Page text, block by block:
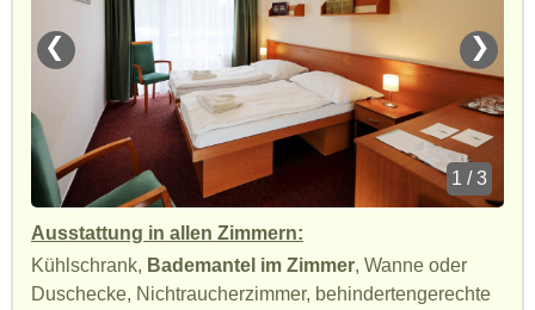
❮ ❯
1 / 3
Ausstattung in allen Zimmern:
Kühlschrank, Bademantel im Zimmer, Wanne oder
Duschecke, Nichtraucherzimmer, behindertengerechte